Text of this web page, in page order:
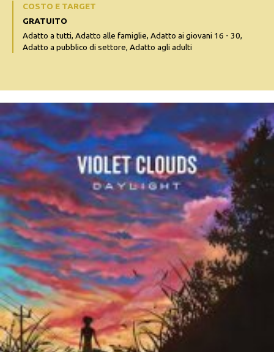
COSTO E TARGET
GRATUITO
Adatto a tutti, Adatto alle famiglie, Adatto ai giovani 16 - 30,
Adatto a pubblico di settore, Adatto agli adulti